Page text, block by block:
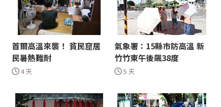
首爾高溫來襲！ 貧民窟居
民暑熱難耐
4 天
氣象署：15縣市防高溫 新
竹竹東午後飆38度
5 天